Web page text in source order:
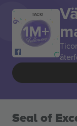
TACK!
Seal of